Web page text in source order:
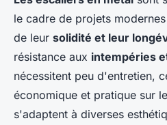
le cadre de projets
de leur solidité et leur
résistance aux intempéries
nécessitent peu d'entretien,
économique et pratique sur
s'adaptent à diverses